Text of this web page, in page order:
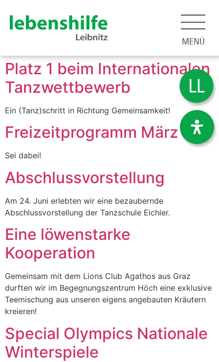
MENÜ
Platz 1 beim Internationalen
Tanzwettbewerb
Ein (Tanz)schritt in Richtung Gemeinsamkeit!
Freizeitprogramm März
Sei dabei!
Abschlussvorstellung
Am 24. Juni erlebten wir eine bezaubernde
Abschlussvorstellung der Tanzschule Eichler.
Eine löwenstarke
Kooperation
Gemeinsam mit dem Lions Club Agathos aus Graz
durften wir im Begegnungszentrum Höch eine exklusive
Teemischung aus unseren eigens angebauten Kräutern
kreieren!
Special Olympics Nationale
Winterspiele